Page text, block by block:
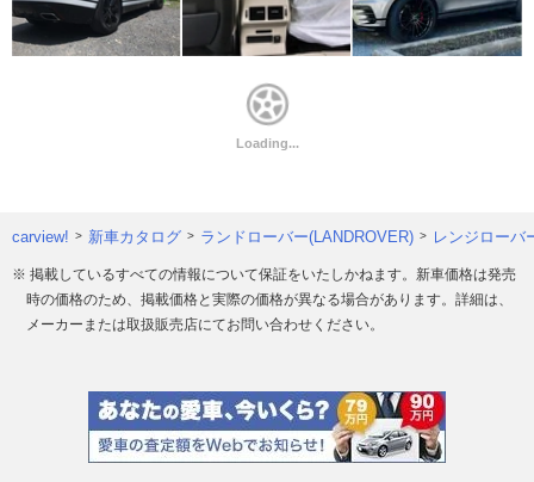
carview! 新車カタログ ランドローバー(LANDROVER) レンジローバ
※ 掲載しているすべての情報について保証をいたしかねます。新車価格は発売
時の価格のため、掲載価格と実際の価格が異なる場合があります。詳細は、
メーカーまたは取扱販売店にてお問い合わせください。